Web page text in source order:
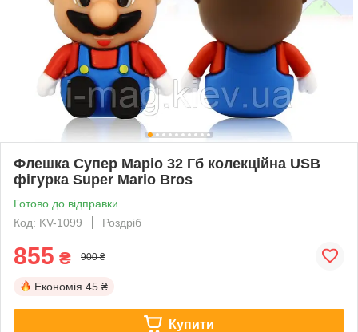
Флешка Супер Маріо 32 Гб колекційна USB
фігурка Super Mario Bros
Готово до відправки
Код: KV-1099
Роздріб
855 ₴ 900 ₴
Економія 45 ₴
Купити